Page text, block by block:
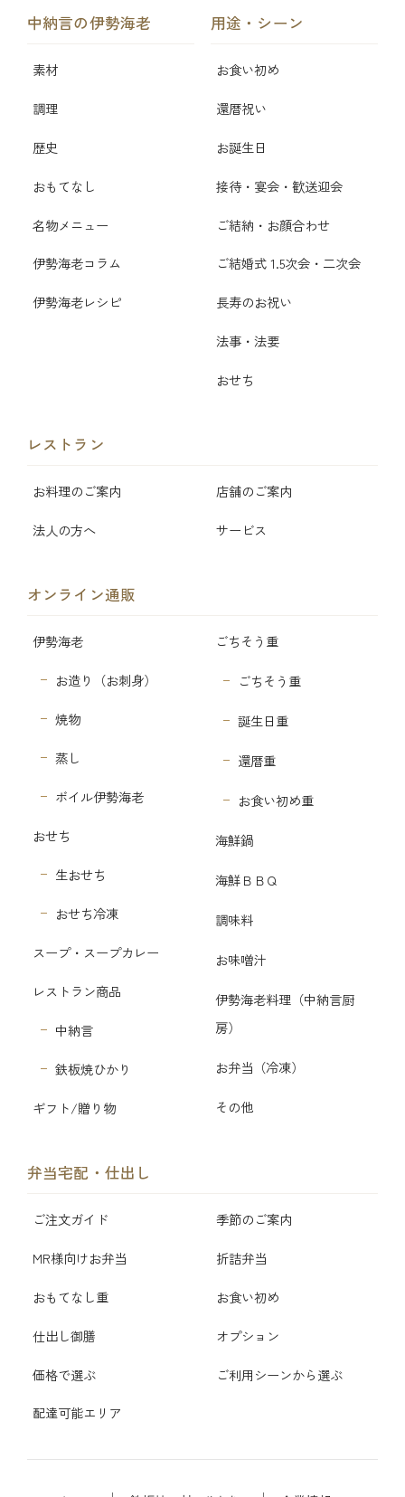
中納言の伊勢海老
素材
調理
歴史
おもてなし
名物メニュー
伊勢海老コラム
伊勢海老レシピ
用途・シーン
お食い初め
還暦祝い
お誕生日
接待・宴会・歓送迎会
ご結納・お顔合わせ
ご結婚式 1.5次会・二次会
長寿のお祝い
法事・法要
おせち
レストラン
お料理のご案内 店舗のご案内
法人の方へ サービス
オンライン通販
伊勢海老
お造り（お刺身）
焼物
蒸し
ボイル伊勢海老
おせち
生おせち
おせち冷凍
スープ・スープカレー
レストラン商品
中納言
鉄板焼ひかり
ギフト/贈り物
ごちそう重
ごちそう重
誕生日重
還暦重
お食い初め重
海鮮鍋
海鮮ＢＢＱ
調味料
お味噌汁
伊勢海老料理（中納言厨
房）
お弁当（冷凍）
その他
弁当宅配・仕出し
ご注文ガイド 季節のご案内
MR様向けお弁当 折詰弁当
おもてなし重 お食い初め
仕出し御膳 オプション
価格で選ぶ ご利用シーンから選ぶ
配達可能エリア